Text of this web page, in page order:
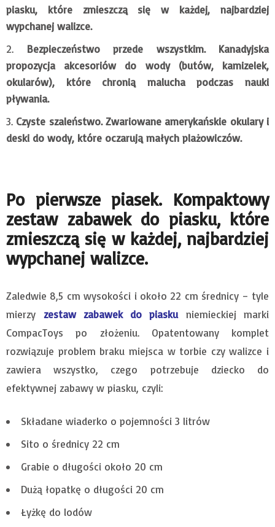
piasku, które zmieszczą się w każdej, najbardziej
wypchanej walizce.
Bezpieczeństwo przede wszystkim. Kanadyjska
propozycja akcesoriów do wody (butów, kamizelek,
okularów), które chronią malucha podczas nauki
pływania.
Czyste szaleństwo. Zwariowane amerykańskie okulary i
deski do wody, które oczarują małych plażowiczów.
Po pierwsze piasek. Kompaktowy
zestaw zabawek do piasku, które
zmieszczą się w każdej, najbardziej
wypchanej walizce.
Zaledwie 8,5 cm wysokości i około 22 cm średnicy – tyle
mierzy zestaw zabawek do piaskuniemieckiej marki
CompacToys po złożeniu. Opatentowany komplet
rozwiązuje problem braku miejsca w torbie czy walizce i
zawiera wszystko, czego potrzebuje dziecko do
efektywnej zabawy w piasku, czyli:
Składane wiaderko o pojemności 3 litrów
Sito o średnicy 22 cm
Grabie o długości około 20 cm
Dużą łopatkę o długości 20 cm
Łyżkę do lodów